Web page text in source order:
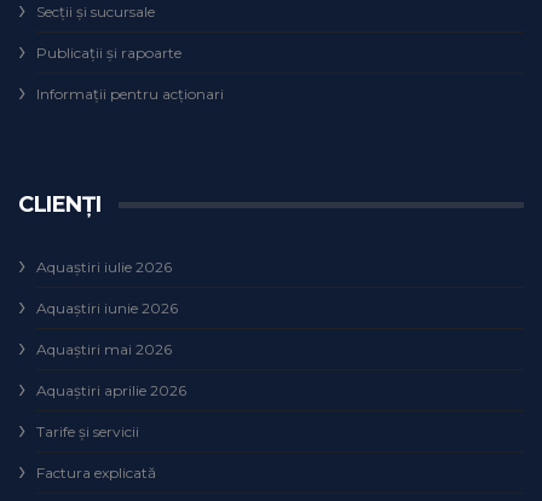
Secţii şi sucursale
Publicații și rapoarte
Informații pentru acționari
CLIENȚI
Aquaștiri iulie 2026
Aquaștiri iunie 2026
Aquaștiri mai 2026
Aquaștiri aprilie 2026
Tarife și servicii
Factura explicată